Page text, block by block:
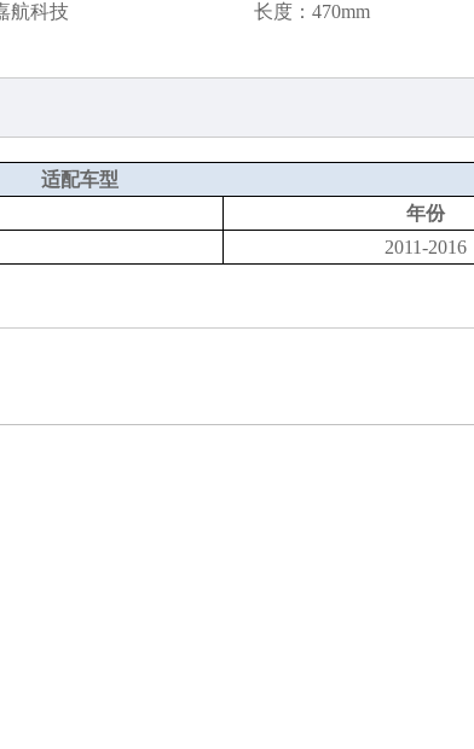
航科技 长度： 470mm
适配车型
年份
2011-2016